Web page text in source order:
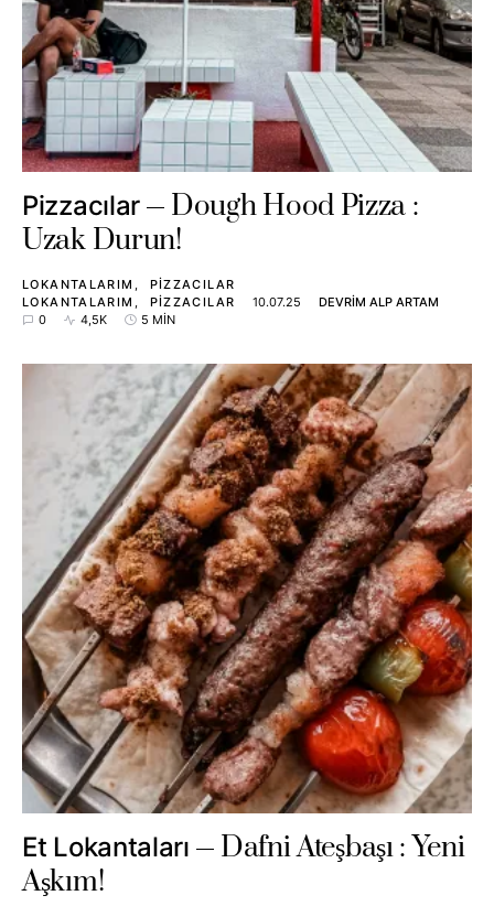
Pizzacılar
Dough Hood Pizza :
Uzak Durun!
LOKANTALARIM
PIZZACILAR
LOKANTALARIM
PIZZACILAR 10.07.25
DEVRIM ALP ARTAM
0
4,5K 5 MIN
Et Lokantaları
Dafni Ateşbaşı : Yeni
Aşkım!